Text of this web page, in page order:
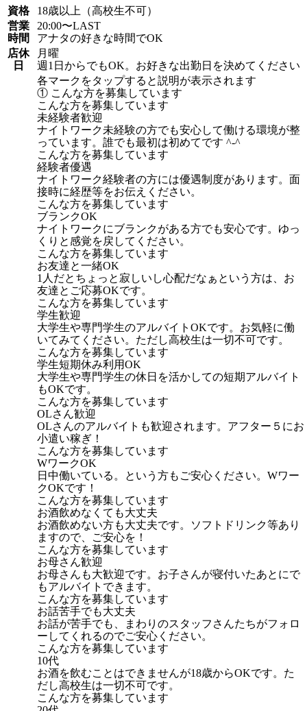
資格
18歳以上（高校生不可）
営業
時間
20:00〜LAST
アナタの好きな時間でOK
店休
日
月曜
週1日からでもOK。お好きな出勤日を決めてください
各マークをタップすると説明が表示されます
① こんな方を募集しています
こんな方を募集しています
未経験者歓迎
ナイトワーク未経験の方でも安心して働ける環境が整
っています。誰でも最初は初めてです ^-^
こんな方を募集しています
経験者優遇
ナイトワーク経験者の方には優遇制度があります。面
接時に経歴等をお伝えください。
こんな方を募集しています
ブランクOK
ナイトワークにブランクがある方でも安心です。ゆっ
くりと感覚を戻してください。
こんな方を募集しています
お友達と一緒OK
1人だとちょっと寂しいし心配だなぁという方は、お
友達とご応募OKです。
こんな方を募集しています
学生歓迎
大学生や専門学生のアルバイトOKです。お気軽に働
いてみてください。ただし高校生は一切不可です。
こんな方を募集しています
学生短期休み利用OK
大学生や専門学生の休日を活かしての短期アルバイト
もOKです。
こんな方を募集しています
OLさん歓迎
OLさんのアルバイトも歓迎されます。アフター５にお
小遣い稼ぎ！
こんな方を募集しています
WワークOK
日中働いている。という方もご安心ください。Wワー
クOKです！
こんな方を募集しています
お酒飲めなくても大丈夫
お酒飲めない方も大丈夫です。ソフトドリンク等あり
ますので、ご安心を！
こんな方を募集しています
お母さん歓迎
お母さんも大歓迎です。お子さんが寝付いたあとにで
もアルバイトできます。
こんな方を募集しています
お話苦手でも大丈夫
お話が苦手でも、まわりのスタッフさんたちがフォロ
ーしてくれるのでご安心ください。
こんな方を募集しています
10代
お酒を飲むことはできませんが18歳からOKです。た
だし高校生は一切不可です。
こんな方を募集しています